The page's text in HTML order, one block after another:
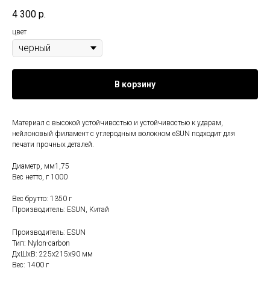
4 300 р.
цвет
В корзину
Материал с высокой устойчивостью и устойчивостью к ударам,
нейлоновый филамент с углеродным волокном eSUN подходит для
печати прочных деталей.
Диаметр, мм1,75
Вес нетто, г 1000
Вес брутто: 1350 г
Производитель: ESUN, Китай
Производитель: ESUN
Тип: Nylon-carbon
ДxШxВ: 225x215x90 мм
Вес: 1400 г